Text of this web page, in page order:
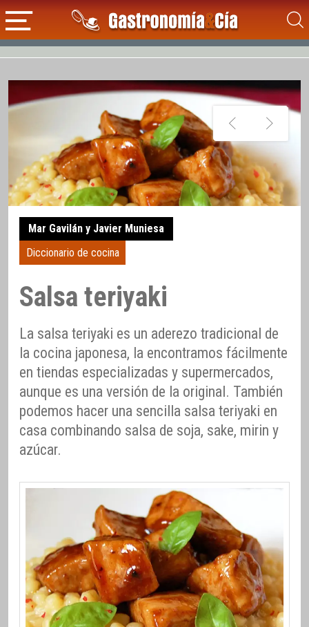
Mar Gavilán y Javier Muniesa
Diccionario de cocina
Salsa teriyaki
La salsa teriyaki es un aderezo tradicional de
la cocina japonesa, la encontramos fácilmente
en tiendas especializadas y supermercados,
aunque es una versión de la original. También
podemos hacer una sencilla salsa teriyaki en
casa combinando salsa de soja, sake, mirin y
azúcar.